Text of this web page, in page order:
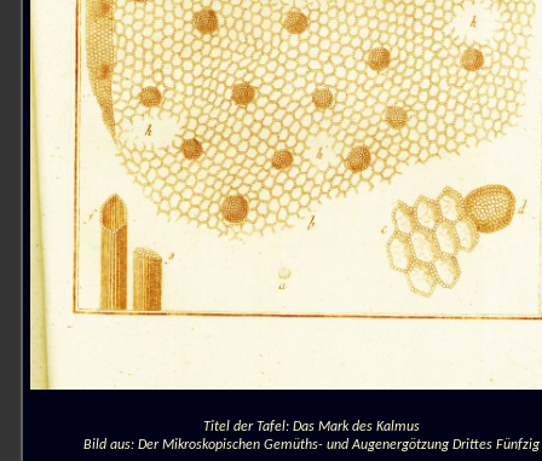
Titel der Tafel: Das Mark des Kalmus
Bild aus: Der Mikroskopischen Gemüths- und Augenergötzung Drittes Fünfzig